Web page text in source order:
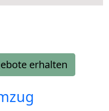
erhalten